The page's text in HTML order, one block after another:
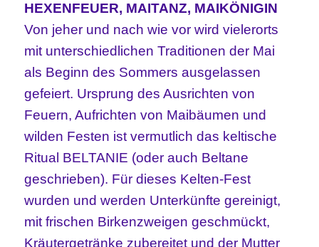
HEXENFEUER, MAITANZ, MAIKÖNIGIN
Von jeher und nach wie vor wird vielerorts
mit unterschiedlichen Traditionen der Mai
als Beginn des Sommers ausgelassen
gefeiert. Ursprung des Ausrichten von
Feuern, Aufrichten von Maibäumen und
wilden Festen ist vermutlich das keltische
Ritual BELTANIE (oder auch Beltane
geschrieben). Für dieses Kelten-Fest
wurden und werden Unterkünfte gereinigt,
mit frischen Birkenzweigen geschmückt,
Kräutergetränke zubereitet und der Mutter